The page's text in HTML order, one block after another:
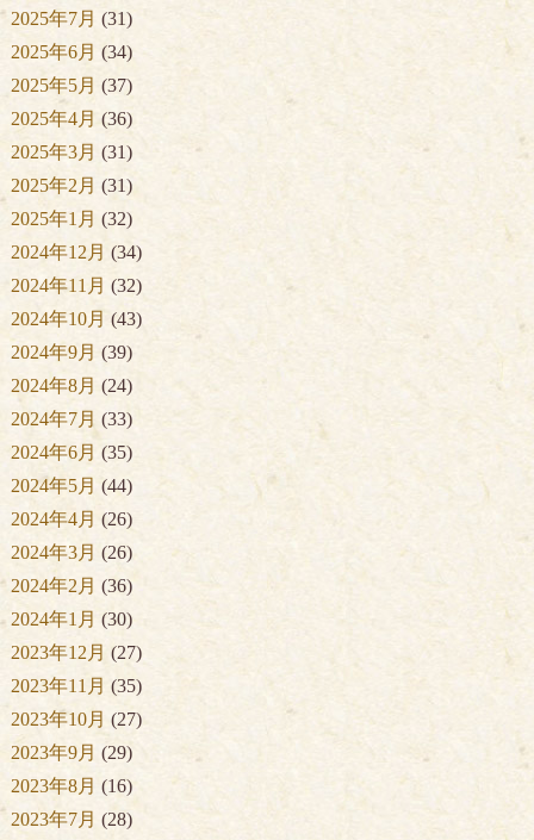
2025年7月 (31)
2025年6月 (34)
2025年5月 (37)
2025年4月 (36)
2025年3月 (31)
2025年2月 (31)
2025年1月 (32)
2024年12月 (34)
2024年11月 (32)
2024年10月 (43)
2024年9月 (39)
2024年8月 (24)
2024年7月 (33)
2024年6月 (35)
2024年5月 (44)
2024年4月 (26)
2024年3月 (26)
2024年2月 (36)
2024年1月 (30)
2023年12月 (27)
2023年11月 (35)
2023年10月 (27)
2023年9月 (29)
2023年8月 (16)
2023年7月 (28)